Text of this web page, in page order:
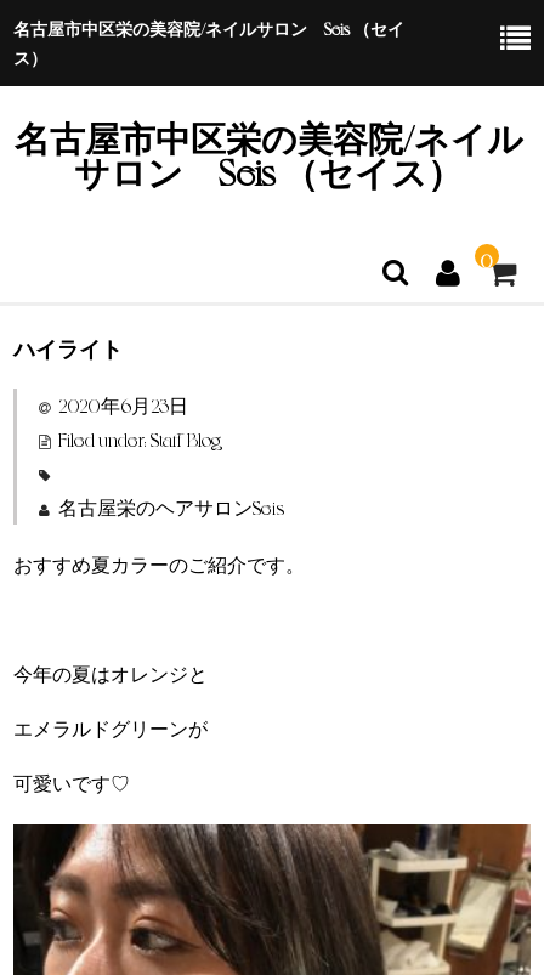
名古屋市中区栄の美容院/ネイルサロン Seis （セイ
ス）
名古屋市中区栄の美容院/ネイル
サロン Seis （セイス）
0
ホーム
特定商取引法に基づく表示
ハイライト
2020年6月23日
Filed under:Staff Blog
名古屋栄のヘアサロンSeis
おすすめ夏カラーのご紹介です。
今年の夏はオレンジと
エメラルドグリーンが
可愛いです♡